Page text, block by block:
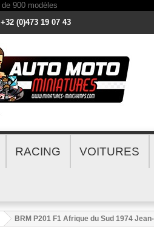
+32 (0)473 19 07 43
RACING VOITURES
BRM P201 F1 Afrique du Sud 1974